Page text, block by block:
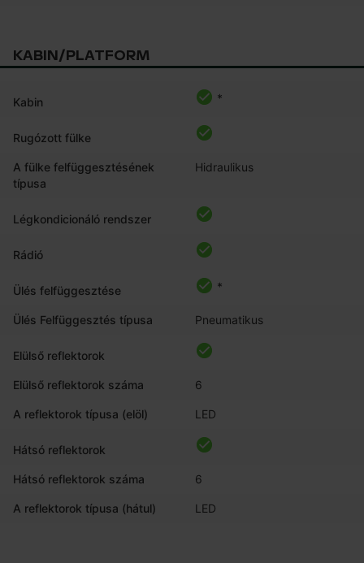
KABIN/PLATFORM
Kabin *
Rugózott fülke
A fülke felfüggesztésének
típusa
Hidraulikus
Légkondicionáló rendszer
Rádió
Ülés felfüggesztése *
Ülés Felfüggesztés típusa Pneumatikus
Elülső reflektorok
Elülső reflektorok száma 6
A reflektorok típusa (elöl) LED
Hátsó reflektorok
Hátsó reflektorok száma 6
A reflektorok típusa (hátul) LED